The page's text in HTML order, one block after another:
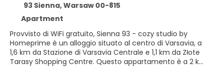
93 Sienna, Warsaw 00-815
Apartment
Provvisto di WiFi gratuito, Sienna 93 - cozy studio by
Homeprime è un alloggio situato al centro di Varsavia, a
1,6 km da Stazione di Varsavia Centrale e 1,1 km da Złote
Tarasy Shopping Centre. Questo appartamento è a 2 km